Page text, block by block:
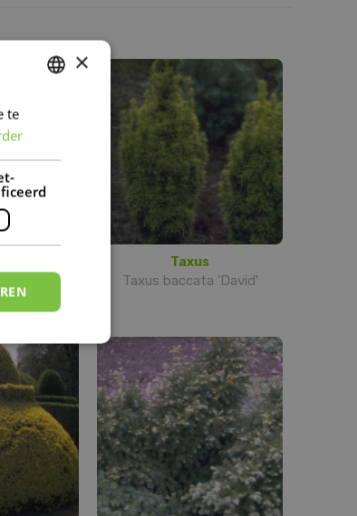
Taxus
Taxus baccata 'David'
×
te